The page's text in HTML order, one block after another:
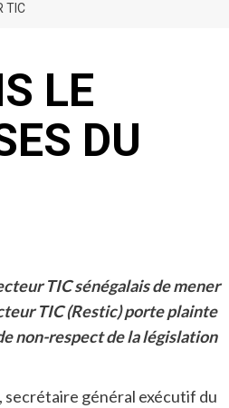
TIC
LE
DU
TIC sénégalais de mener
TIC (Restic) porte plainte
non-respect de la législation
secrétaire général exécutif du